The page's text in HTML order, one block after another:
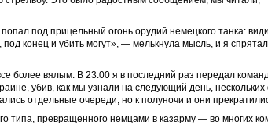
попал под прицельный огонь орудий немецкого танка:
конец и убить могут», — мелькнула мысль, и я
более вялым. В 23.00 я в последний раз передал
убив, как мы узнали на следующий день,
отдельные очереди, но к полуночи и они
типа, превращенного немцами в казарму — во многих